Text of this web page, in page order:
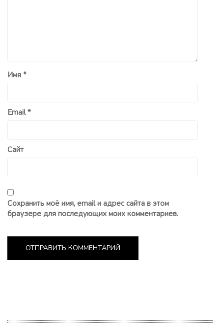
Имя *
Email*
Сайт
Сохранить моё имя, email и адрес сайта в этом
браузере для последующих моих комментариев.